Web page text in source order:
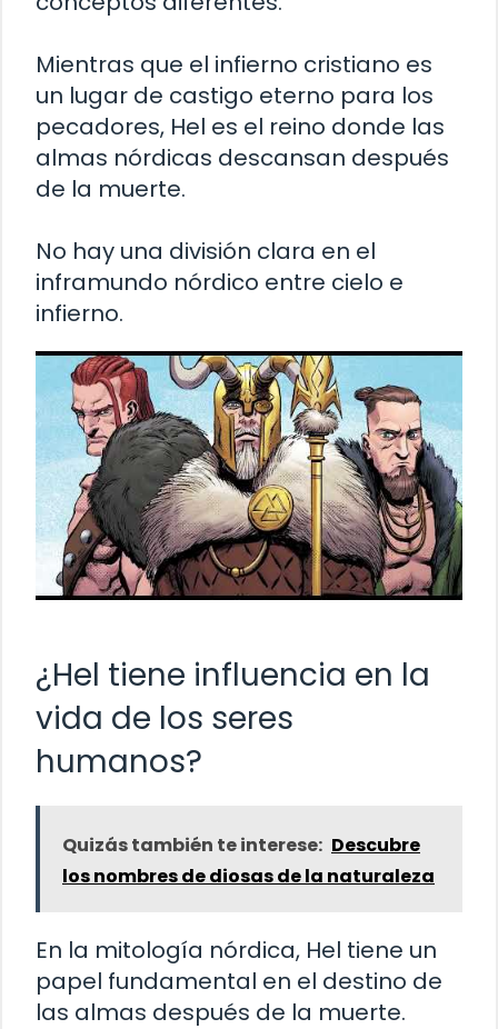
Mientras que el infierno cristiano es
un lugar de castigo eterno para los
pecadores, Hel es el reino donde las
almas nórdicas descansan después
de la muerte.
No hay una división clara en el
inframundo nórdico entre cielo e
infierno.
¿Hel tiene influencia en la
vida de los seres
humanos?
Quizás también te interese: Descubre
los nombres de diosas de la naturaleza
En la mitología nórdica, Hel tiene un
papel fundamental en el destino de
las almas después de la muerte.